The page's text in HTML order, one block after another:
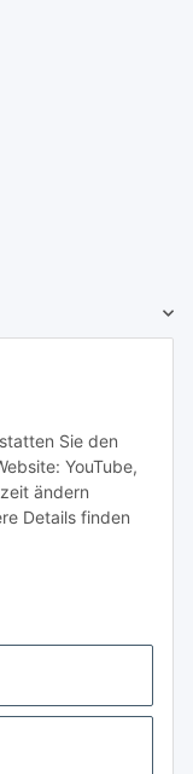
Sie den
YouTube,
ändern
Details finden